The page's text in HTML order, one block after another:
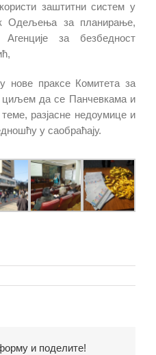
заштитни систем у
Одељења за планирање,
за безбедност
нове праксе Комитета за
циљем да се Панчевкама и
разјасне недоумице и
у саобраћају.
и поделите!